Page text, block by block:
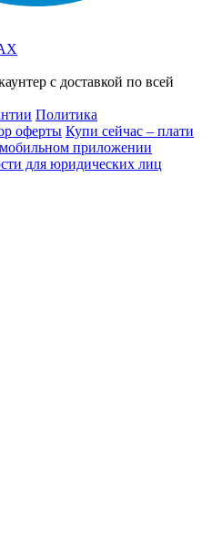
с доставкой по всей
Политика
оферты Купи сейчас – плати
мобильном приложении
для юридических лиц